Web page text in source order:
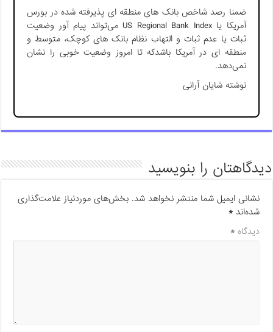
ضمنا رصد شاخص بانک های منطقه ای پذیرفته شده در بورس
آمریکا یا US Regional Bank Index می‌تواند پیام آور وضعیت
ثبات یا عدم ثبات و التهاب نظام بانک های کوچک، متوسط و
منطقه ای در آمریکا باشدكه تا امروز وضعیت خوبی را نشان
نمی‌دهد.
نوشته شايان آرانی
دیدگاهتان را بنویسید
نشانی ایمیل شما منتشر نخواهد شد. بخش‌های موردنیاز علامت‌گذاری
شده‌اند*
دیدگاه*